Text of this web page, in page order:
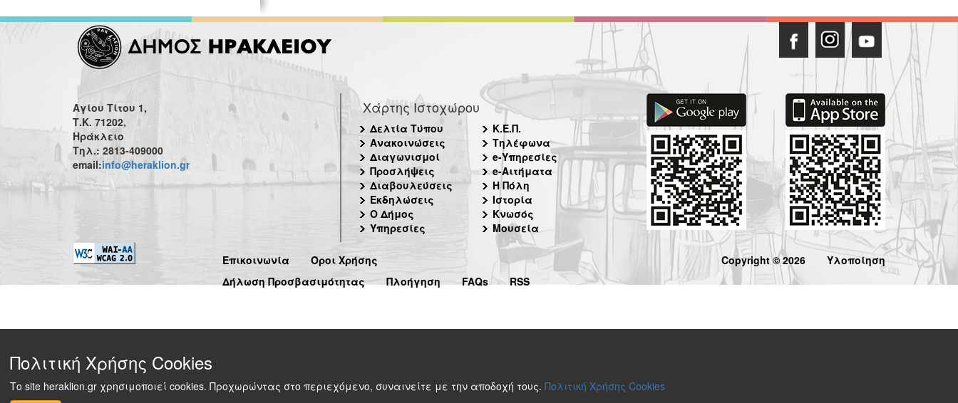
Αγίου Τίτου 1,
Τ.Κ. 71202,
Ηράκλειο
Τηλ.: 2813-409000
email:info@heraklion.gr
Χάρτης Ιστοχώρου
Δελτία Τύπου
Ανακοινώσεις
Διαγωνισμοί
Προσλήψεις
Διαβουλεύσεις
Εκδηλώσεις
Ο Δήμος
Υπηρεσίες
Κ.Ε.Π.
Τηλέφωνα
e-Υπηρεσίες
e-Αιτήματα
Η Πόλη
Ιστορία
Κνωσός
Μουσεία
Επικοινωνία
Όροι Χρήσης
Δήλωση Προσβασιμότητας
Πλοήγηση FAQs RSS
Copyright © 2026 Υλοποίηση
Πολιτική Χρήσης Cookies
Το site heraklion.gr χρησιμοποιεί cookies. Προχωρώντας στο περιεχόμενο, συναινείτε με την αποδοχή τους. Πολιτική Χρήσης Cookies